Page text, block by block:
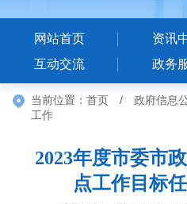
网站首页 资讯
互动交流
政务
当前位置： 首页 / 政府信息
工作
2023年度市委市
点工作目标